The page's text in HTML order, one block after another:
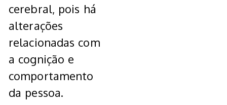
cerebral, pois há
alterações
relacionadas com
a cognição e
comportamento
da pessoa.